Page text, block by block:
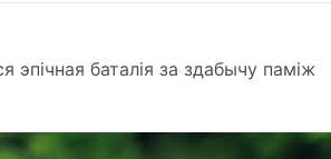
баталія за здабычу паміж